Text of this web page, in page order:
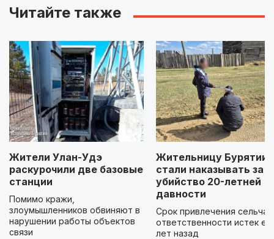
Читайте также
Жители Улан-Удэ
раскурочили две базовые
станции
Помимо кражи,
злоумышленников обвиняют в
нарушении работы объектов
связи
Жительницу Бурятии
стали наказывать за
убийство 20-летней
давности
Срок привлечения
ответственности истек
лет назад